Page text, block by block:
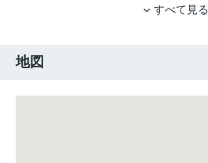
すべて見る
地図